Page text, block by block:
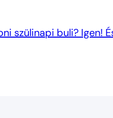
szülinapi buli? Igen!